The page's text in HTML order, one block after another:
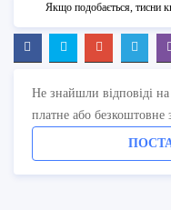
Якщо подобається, тисни
Не знайшли відповіді на
платне або безкоштовне